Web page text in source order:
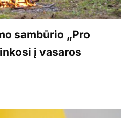
sambūrio „Pro
į vasaros